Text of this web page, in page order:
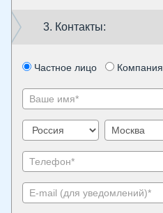
3. Контакты:
Частное лицо Компания